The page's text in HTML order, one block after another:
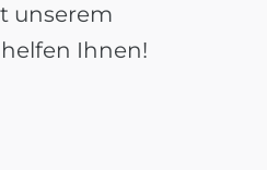
unserem
Ihnen!